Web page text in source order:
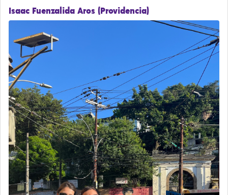
Isaac Fuenzalida Aros (Providencia)